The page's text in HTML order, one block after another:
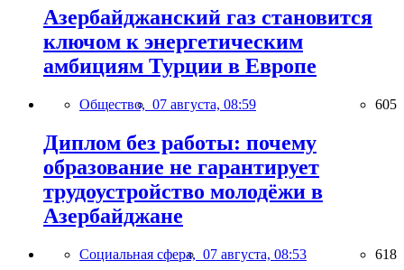
Азербайджанский газ становится
ключом к энергетическим
амбициям Турции в Европе
Общество, 07 августа, 08:59 605
Диплом без работы: почему
образование не гарантирует
трудоустройство молодёжи в
Азербайджане
Социальная сфера, 07 августа, 08:53 618